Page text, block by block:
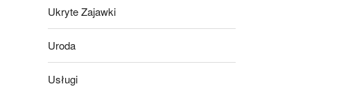
Ukryte Zajawki
Uroda
Usługi